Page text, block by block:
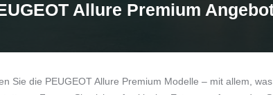
Allure Premium
Sie die PEUGEOT Allure Premium Modelle – mit allem,